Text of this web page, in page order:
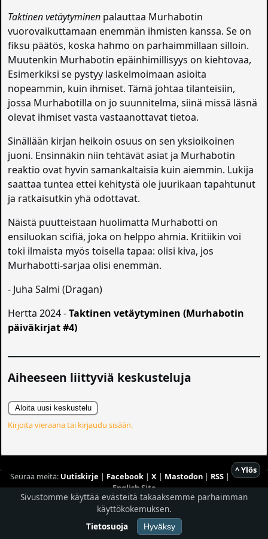
Taktinen vetäytyminen palauttaa Murhabotin
vuorovaikuttamaan enemmän ihmisten kanssa. Se on
fiksu päätös, koska hahmo on parhaimmillaan silloin.
Muutenkin Murhabotin epäinhimillisyys on kiehtovaa,
Esimerkiksi se pystyy laskelmoimaan asioita
nopeammin, kuin ihmiset. Tämä johtaa tilanteisiin,
jossa Murhabotilla on jo suunnitelma, siinä missä läsnä
olevat ihmiset vasta vastaanottavat tietoa.
Sinällään kirjan heikoin osuus on sen yksioikoinen
juoni. Ensinnäkin niin tehtävät asiat ja Murhabotin
reaktio ovat hyvin samankaltaisia kuin aiemmin. Lukija
saattaa tuntea ettei kehitystä ole juurikaan tapahtunut
ja ratkaisutkin yhä odottavat.
Näistä puutteistaan huolimatta Murhabotti on
ensiluokan scifiä, joka on helppo ahmia. Kritiikin voi
toki ilmaista myös toisella tapaa: olisi kiva, jos
Murhabotti-sarjaa olisi enemmän.
- Juha Salmi (Dragan)
Hertta 2024 -Taktinen vetäytyminen (Murhabotin
päiväkirjat #4)
Aiheeseen liittyviä keskusteluja
Aloita uusi keskustelu
Kirjoita vieraana tai kirjaudu sisään.
^ Ylös
Seuraa meitä: Uutiskirje | Facebook| X | Mastodon| RSS|
English Site
Hostingpalvelun tarjoaaPlaneetta Internet Oy
© 1996 - 2026 Risingshadow. Kaikki oikeudet pidätetään.
Sivustomme käyttää evästeitä takaaksemme parhaimman
käyttökokemuksen.
Tietosuoja
Hyväksy